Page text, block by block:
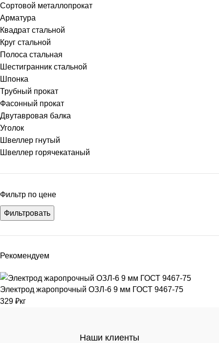
Сортовой металлопрокат
Арматура
Квадрат стальной
Круг стальной
Полоса стальная
Шестигранник стальной
Шпонка
Трубный прокат
Фасонный прокат
Двутавровая балка
Уголок
Швеллер гнутый
Швеллер горячекатаный
Фильтр по цене
Фильтровать
Рекомендуем
Электрод жаропрочный ОЗЛ-6 9 мм ГОСТ 9467-75
329 ₽кг
Наши клиенты